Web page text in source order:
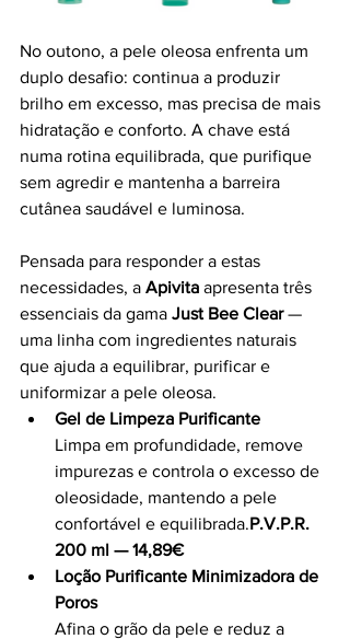
No outono, a pele oleosa enfrenta um
duplo desafio: continua a produzir
brilho em excesso, mas precisa de mais
hidratação e conforto. A chave está
numa rotina equilibrada, que purifique
sem agredir e mantenha a barreira
cutânea saudável e luminosa.
Pensada para responder a estas
necessidades, a Apivita apresenta três
essenciais da gama Just Bee Clear —
uma linha com ingredientes naturais
que ajuda a equilibrar, purificar e
uniformizar a pele oleosa.
Gel de Limpeza Purificante
Limpa em profundidade, remove
impurezas e controla o excesso de
oleosidade, mantendo a pele
confortável e equilibrada. P.V.P.R.
200 ml — 14,89€
Loção Purificante Minimizadora de
Poros
Afina o grão da pele e reduz a